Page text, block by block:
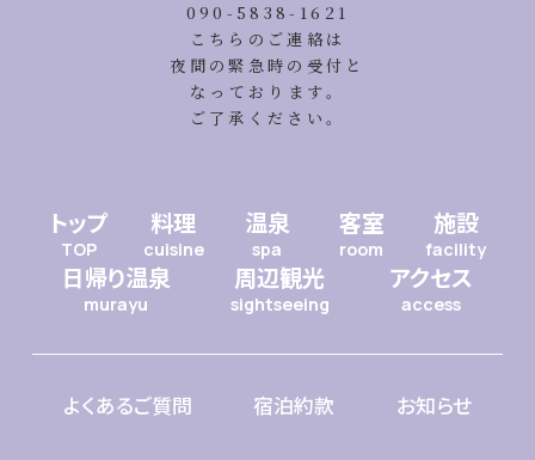
090-5838-1621
こちらのご連絡は
夜間の緊急時の受付と
なっております。
ご了承ください。
トップ
TOP
料理
cuisine
温泉
spa
客室
room
施設
facility
日帰り温泉
murayu
周辺観光
sightseeing
アクセス
access
よくあるご質問 宿泊約款 お知らせ